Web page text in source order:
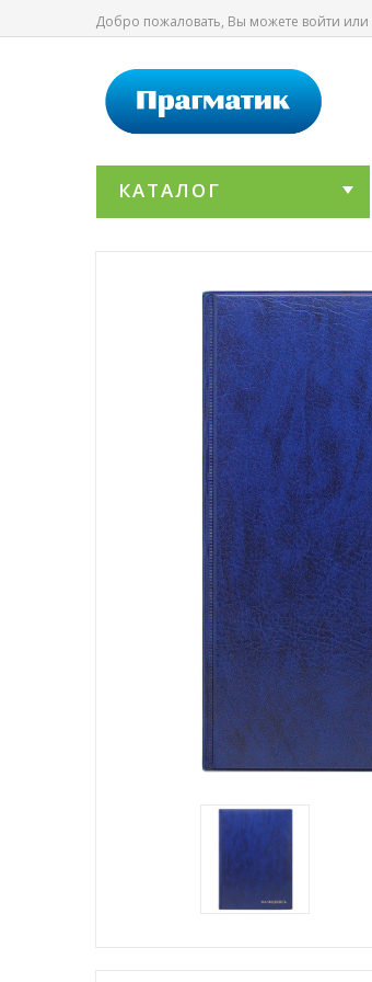
Добро пожаловать, Вы можете войти или
КАТАЛОГ